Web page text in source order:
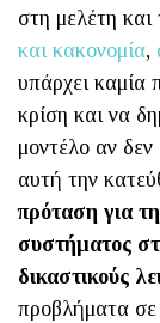
στη μελέτη
και κακονομία,
υπάρχει καμία
κρίση και να
μοντέλο αν
αυτή την
πρόταση για
συστήματος
δικαστικούς
προβλήματα σε